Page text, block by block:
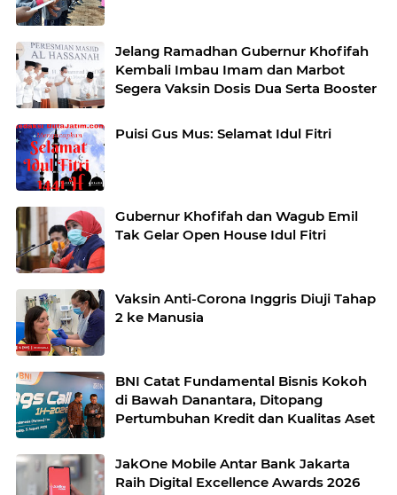
Jelang Ramadhan Gubernur Khofifah
Kembali Imbau Imam dan Marbot
Segera Vaksin Dosis Dua Serta Booster
Puisi Gus Mus: Selamat Idul Fitri
Gubernur Khofifah dan Wagub Emil
Tak Gelar Open House Idul Fitri
Vaksin Anti-Corona Inggris Diuji Tahap
2 ke Manusia
BNI Catat Fundamental Bisnis Kokoh
di Bawah Danantara, Ditopang
Pertumbuhan Kredit dan Kualitas Aset
JakOne Mobile Antar Bank Jakarta
Raih Digital Excellence Awards 2026